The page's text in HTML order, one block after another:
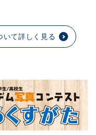
いて詳しく見る